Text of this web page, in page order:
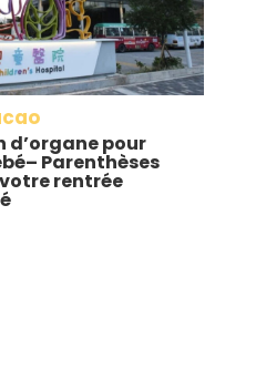
d’organe pour
Parenthèses
rentrée